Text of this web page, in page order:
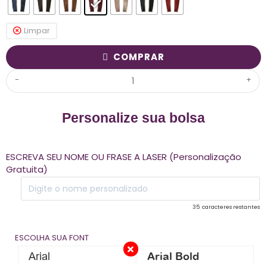
Limpar
Personalize sua bolsa
ESCREVA SEU NOME OU FRASE A LASER (Personalização
Gratuita)
35 caracteres restantes
ESCOLHA SUA FONT
Arial Arial Bold
- +
COMPRAR